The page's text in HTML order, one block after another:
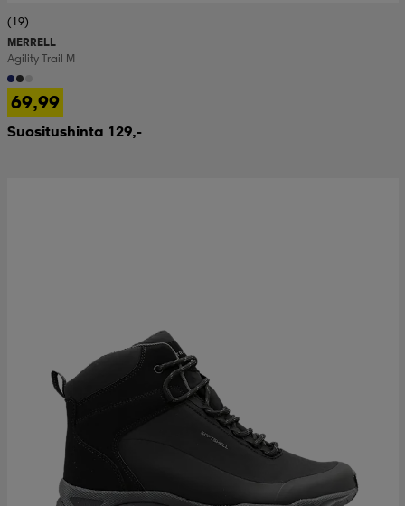
(19)
MERRELL
Agility Trail M
69,99
Suositushinta 129,-